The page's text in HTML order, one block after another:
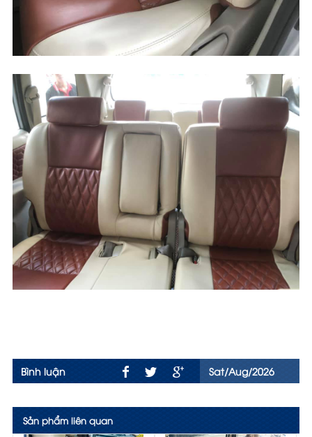
Bình luận Sat/Aug/2026
Sản phẩm liên quan